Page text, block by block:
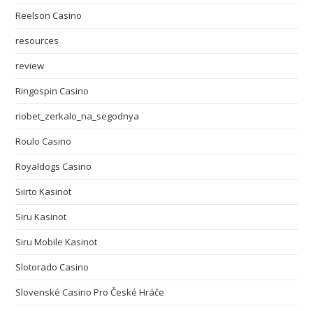
Reelson Casino
resources
review
Ringospin Casino
riobet_zerkalo_na_segodnya
Roulo Casino
Royaldogs Casino
Siirto Kasinot
Siru Kasinot
Siru Mobile Kasinot
Slotorado Casino
Slovenské Casino Pro České Hráče